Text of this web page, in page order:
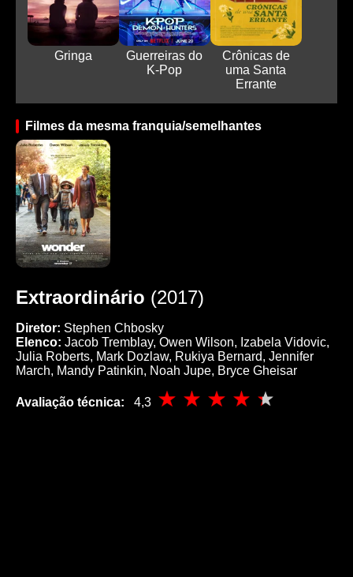
Gringa
Guerreiras do
K-Pop
Crônicas de
uma Santa
Errante
Filmes da mesma franquia/semelhantes
Extraordinário (2017)
Diretor: Stephen Chbosky
Elenco: Jacob Tremblay, Owen Wilson, Izabela Vidovic,
Julia Roberts, Mark Dozlaw, Rukiya Bernard, Jennifer
March, Mandy Patinkin, Noah Jupe, Bryce Gheisar
Avaliação técnica: 4,3